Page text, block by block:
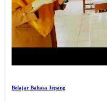
Belajar Bahasa Jepang